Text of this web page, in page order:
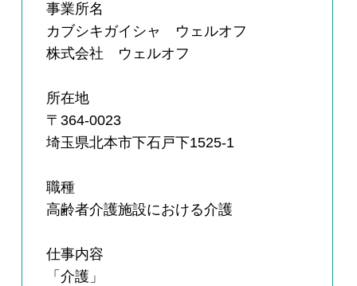
事業所名
カブシキガイシャ ウェルオフ
株式会社 ウェルオフ
所在地
〒364-0023
埼玉県北本市下石戸下1525-1
職種
高齢者介護施設における介護
仕事内容
「介護」